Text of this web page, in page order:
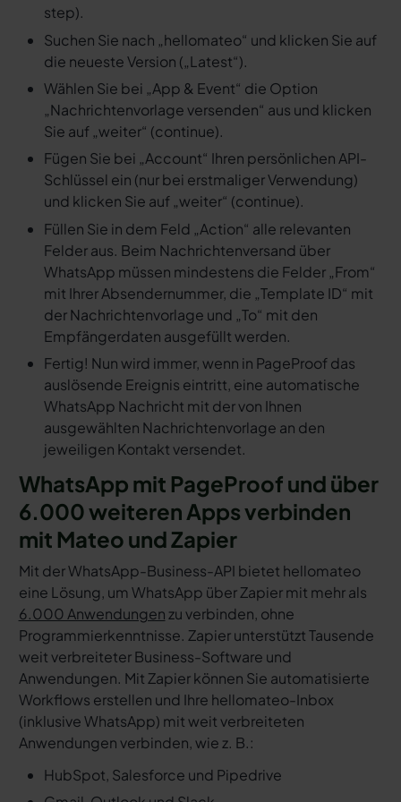
step).
Suchen Sie nach „hellomateo“ und klicken Sie auf
die neueste Version („Latest“).
Wählen Sie bei „App & Event“ die Option
„Nachrichtenvorlage versenden“ aus und klicken
Sie auf „weiter“ (continue).
Fügen Sie bei „Account“ Ihren persönlichen API-
Schlüssel ein (nur bei erstmaliger Verwendung)
und klicken Sie auf „weiter“ (continue).
Füllen Sie in dem Feld „Action“ alle relevanten
Felder aus. Beim Nachrichtenversand über
WhatsApp müssen mindestens die Felder „From“
mit Ihrer Absendernummer, die „Template ID“ mit
der Nachrichtenvorlage und „To“ mit den
Empfängerdaten ausgefüllt werden.
Fertig! Nun wird immer, wenn in PageProof das
auslösende Ereignis eintritt, eine automatische
WhatsApp Nachricht mit der von Ihnen
ausgewählten Nachrichtenvorlage an den
jeweiligen Kontakt versendet.
WhatsApp mit PageProof und über
6.000 weiteren Apps verbinden
mit Mateo und Zapier
Mit der WhatsApp-Business-API bietet hellomateo
eine Lösung, um WhatsApp über Zapier mit mehr als
6.000 Anwendungenzu verbinden, ohne
Programmierkenntnisse. Zapier unterstützt Tausende
weit verbreiteter Business-Software und
Anwendungen. Mit Zapier können Sie automatisierte
Workflows erstellen und Ihre hellomateo-Inbox
(inklusive WhatsApp) mit weit verbreiteten
Anwendungen verbinden, wie z. B.:
HubSpot, Salesforce und Pipedrive